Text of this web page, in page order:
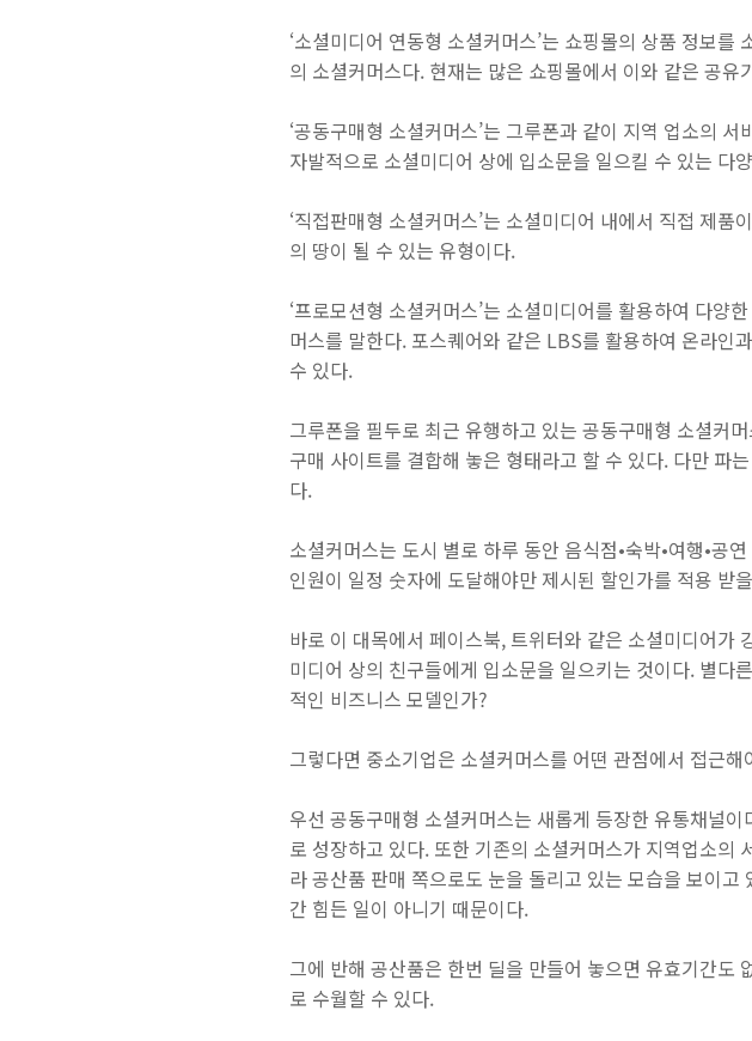
‘소셜미디어 연동형 소셜커머스’는 쇼핑몰의 상품 정보
의 소셜커머스다. 현재는 많은 쇼핑몰에서 이와 같은 공유
‘공동구매형 소셜커머스’는 그루폰과 같이 지역 업소의
자발적으로 소셜미디어 상에 입소문을 일으킬 수 있는 다
‘직접판매형 소셜커머스’는 소셜미디어 내에서 직접 제
의 땅이 될 수 있는 유형이다.
‘프로모션형 소셜커머스’는 소셜미디어를 활용하여 다양
머스를 말한다. 포스퀘어와 같은 LBS를 활용하여 온라인
수 있다.
그루폰을 필두로 최근 유행하고 있는 공동구매형 소셜커
구매 사이트를 결합해 놓은 형태라고 할 수 있다. 다만 파
다.
소셜커머스는 도시 별로 하루 동안 음식점•숙박•여행•공
인원이 일정 숫자에 도달해야만 제시된 할인가를 적용 받
바로 이 대목에서 페이스북, 트위터와 같은 소셜미디어가
미디어 상의 친구들에게 입소문을 일으키는 것이다. 별다
적인 비즈니스 모델인가?
그렇다면 중소기업은 소셜커머스를 어떤 관점에서 접근해
우선 공동구매형 소셜커머스는 새롭게 등장한 유통채널
로 성장하고 있다. 또한 기존의 소셜커머스가 지역업소의
라 공산품 판매 쪽으로도 눈을 돌리고 있는 모습을 보이
간 힘든 일이 아니기 때문이다.
그에 반해 공산품은 한번 딜을 만들어 놓으면 유효기간도
로 수월할 수 있다.